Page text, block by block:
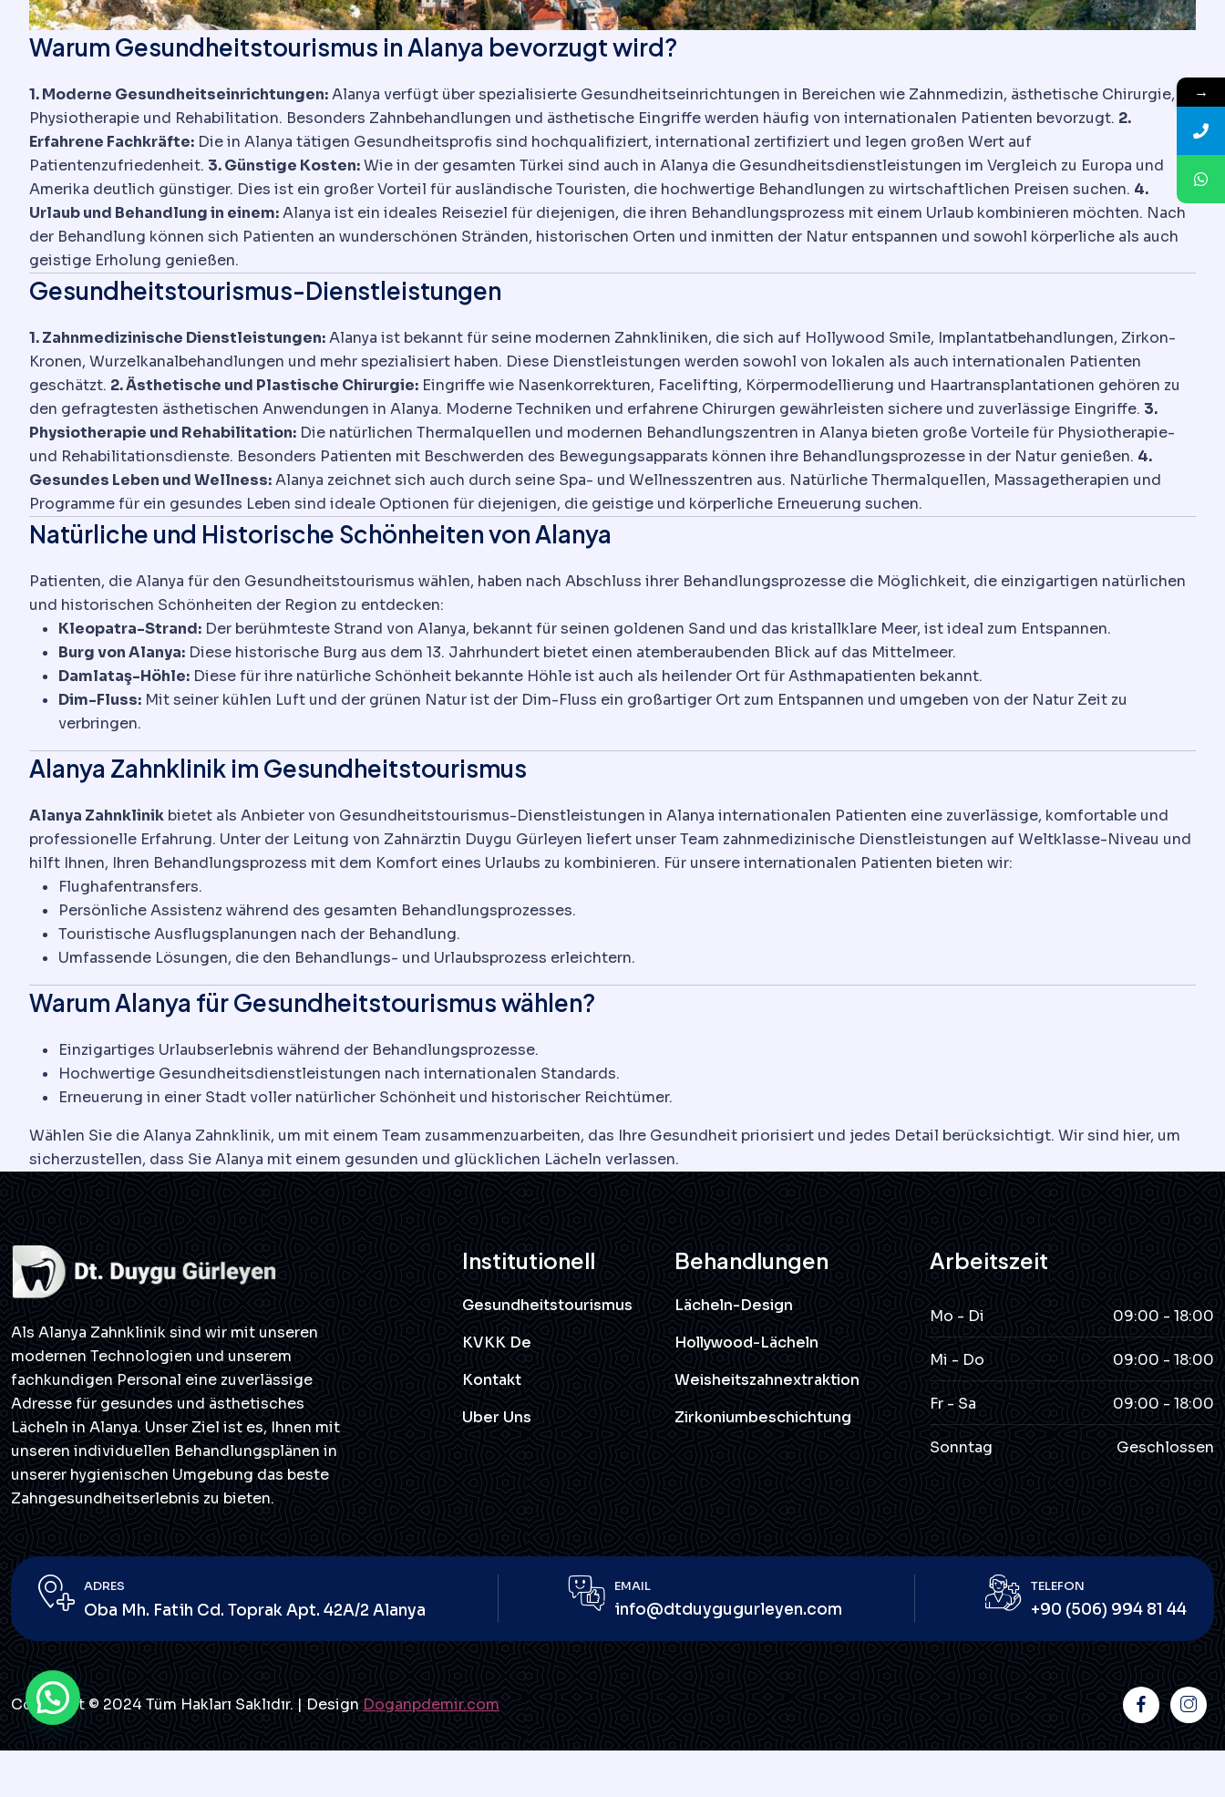
Warum Gesundheitstourismus in Alanya bevorzugt wird?
1. Moderne Gesundheitseinrichtungen:Alanya verfügt über spezialisierte Gesundheitseinrichtungen in Bereichen wie Zahnmedizin, ästhetische Chirurgie,
Physiotherapie und Rehabilitation. Besonders Zahnbehandlungen und ästhetische Eingriffe werden häufig von internationalen Patienten bevorzugt. 2.
Erfahrene Fachkräfte: Die in Alanya tätigen Gesundheitsprofis sind hochqualifiziert, international zertifiziert und legen großen Wert auf
Patientenzufriedenheit. 3. Günstige Kosten:Wie in der gesamten Türkei sind auch in Alanya die Gesundheitsdienstleistungen im Vergleich zu Europa und
Amerika deutlich günstiger. Dies ist ein großer Vorteil für ausländische Touristen, die hochwertige Behandlungen zu wirtschaftlichen Preisen suchen. 4.
Urlaub und Behandlung in einem:Alanya ist ein ideales Reiseziel für diejenigen, die ihren Behandlungsprozess mit einem Urlaub kombinieren möchten. Nach
der Behandlung können sich Patienten an wunderschönen Stränden, historischen Orten und inmitten der Natur entspannen und sowohl körperliche als auch
geistige Erholung genießen.
Gesundheitstourismus-Dienstleistungen
1. Zahnmedizinische Dienstleistungen:Alanya ist bekannt für seine modernen Zahnkliniken, die sich auf Hollywood Smile, Implantatbehandlungen, Zirkon-
Kronen, Wurzelkanalbehandlungen und mehr spezialisiert haben. Diese Dienstleistungen werden sowohl von lokalen als auch internationalen Patienten
geschätzt. 2. Ästhetische und Plastische Chirurgie: Eingriffe wie Nasenkorrekturen, Facelifting, Körpermodellierung und Haartransplantationen gehören zu
den gefragtesten ästhetischen Anwendungen in Alanya. Moderne Techniken und erfahrene Chirurgen gewährleisten sichere und zuverlässige Eingriffe. 3.
Physiotherapie und Rehabilitation: Die natürlichen Thermalquellen und modernen Behandlungszentren in Alanya bieten große Vorteile für Physiotherapie-
und Rehabilitationsdienste. Besonders Patienten mit Beschwerden des Bewegungsapparats können ihre Behandlungsprozesse in der Natur genießen. 4.
Gesundes Leben und Wellness:Alanya zeichnet sich auch durch seine Spa- und Wellnesszentren aus. Natürliche Thermalquellen, Massagetherapien und
Programme für ein gesundes Leben sind ideale Optionen für diejenigen, die geistige und körperliche Erneuerung suchen.
Natürliche und Historische Schönheiten von Alanya
Patienten, die Alanya für den Gesundheitstourismus wählen, haben nach Abschluss ihrer Behandlungsprozesse die Möglichkeit, die einzigartigen natürlichen
und historischen Schönheiten der Region zu entdecken:
Kleopatra-Strand: Der berühmteste Strand von Alanya, bekannt für seinen goldenen Sand und das kristallklare Meer, ist ideal zum Entspannen.
Burg von Alanya: Diese historische Burg aus dem 13. Jahrhundert bietet einen atemberaubenden Blick auf das Mittelmeer.
Damlataş-Höhle: Diese für ihre natürliche Schönheit bekannte Höhle ist auch als heilender Ort für Asthmapatienten bekannt.
Dim-Fluss: Mit seiner kühlen Luft und der grünen Natur ist der Dim-Fluss ein großartiger Ort zum Entspannen und umgeben von der Natur Zeit zu
verbringen.
Alanya Zahnklinik im Gesundheitstourismus
Alanya Zahnklinik bietet als Anbieter von Gesundheitstourismus-Dienstleistungen in Alanya internationalen Patienten eine zuverlässige, komfortable und
professionelle Erfahrung. Unter der Leitung von Zahnärztin Duygu Gürleyen liefert unser Team zahnmedizinische Dienstleistungen auf Weltklasse-Niveau und
hilft Ihnen, Ihren Behandlungsprozess mit dem Komfort eines Urlaubs zu kombinieren. Für unsere internationalen Patienten bieten wir:
Flughafentransfers.
Persönliche Assistenz während des gesamten Behandlungsprozesses.
Touristische Ausflugsplanungen nach der Behandlung.
Umfassende Lösungen, die den Behandlungs- und Urlaubsprozess erleichtern.
Warum Alanya für Gesundheitstourismus wählen?
Einzigartiges Urlaubserlebnis während der Behandlungsprozesse.
Hochwertige Gesundheitsdienstleistungen nach internationalen Standards.
Erneuerung in einer Stadt voller natürlicher Schönheit und historischer Reichtümer.
Wählen Sie die Alanya Zahnklinik, um mit einem Team zusammenzuarbeiten, das Ihre Gesundheit priorisiert und jedes Detail berücksichtigt. Wir sind hier, um
sicherzustellen, dass Sie Alanya mit einem gesunden und glücklichen Lächeln verlassen.
Als Alanya Zahnklinik sind wir mit unseren
modernen Technologien und unserem
fachkundigen Personal eine zuverlässige
Adresse für gesundes und ästhetisches
Lächeln in Alanya. Unser Ziel ist es, Ihnen mit
unseren individuellen Behandlungsplänen in
unserer hygienischen Umgebung das beste
Zahngesundheitserlebnis zu bieten.
Institutionell
Gesundheitstourismus
KVKK De
Kontakt
Uber Uns
Behandlungen
Lächeln-Design
Hollywood-Lächeln
Weisheitszahnextraktion
Zirkoniumbeschichtung
Arbeitszeit
Mo - Di 09:00 - 18:00
Mi - Do 09:00 - 18:00
Fr - Sa 09:00 - 18:00
Sonntag Geschlossen
ADRES
Oba Mh. Fatih Cd. Toprak Apt. 42A/2 Alanya
EMAIL
info@dtduygugurleyen.com
TELEFON
+90 (506) 994 81 44
Copyright © 2024 Tüm Hakları Saklıdır. | DesignDoganpdemir.com
→